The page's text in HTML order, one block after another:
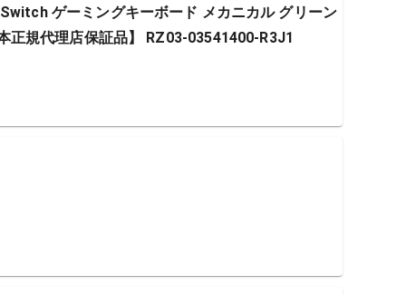
ゲーミングキーボード メカニカル グリーン
正規代理店保証品】 RZ03-03541400-R3J1